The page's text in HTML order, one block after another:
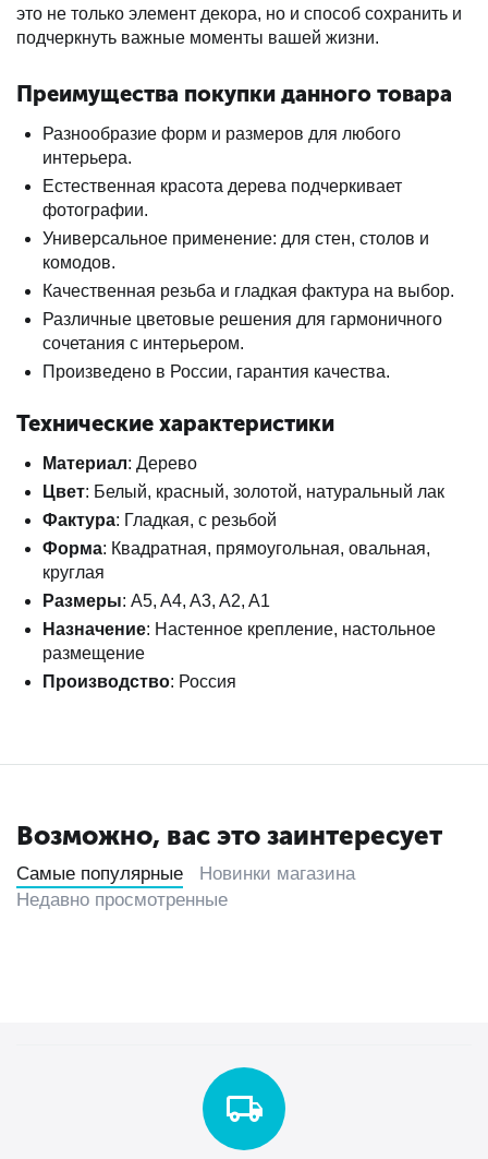
это не только элемент декора, но и способ сохранить и
подчеркнуть важные моменты вашей жизни.
Преимущества покупки данного товара
Разнообразие форм и размеров для любого
интерьера.
Естественная красота дерева подчеркивает
фотографии.
Универсальное применение: для стен, столов и
комодов.
Качественная резьба и гладкая фактура на выбор.
Различные цветовые решения для гармоничного
сочетания с интерьером.
Произведено в России, гарантия качества.
Технические характеристики
Материал: Дерево
Цвет: Белый, красный, золотой, натуральный лак
Фактура: Гладкая, с резьбой
Форма: Квадратная, прямоугольная, овальная,
круглая
Размеры: A5, A4, A3, A2, A1
Назначение: Настенное крепление, настольное
размещение
Производство: Россия
Возможно, вас это заинтересует
Самые популярные
Новинки магазина
Недавно просмотренные